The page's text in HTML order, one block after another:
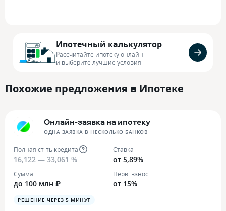
Ипотечный калькулятор
Рассчитайте ипотеку онлайн
и выберите лучшие условия
Похожие предложения в Ипотеке
Онлайн-заявка на ипотеку
ОДНА ЗАЯВКА В НЕСКОЛЬКО БАНКОВ
Полная ст-ть кредита
16,122 — 33,061 %
Ставка
от 5,89%
Сумма
до 100 млн ₽
Перв. взнос
от 15%
РЕШЕНИЕ ЧЕРЕЗ 5 МИНУТ